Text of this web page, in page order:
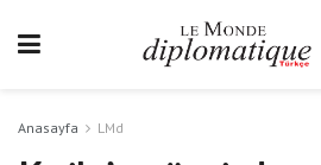
Anasayfa LMd